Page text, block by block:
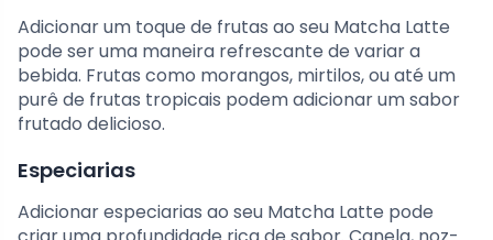
Adicionar um toque de frutas ao seu Matcha Latte
pode ser uma maneira refrescante de variar a
bebida. Frutas como morangos, mirtilos, ou até um
purê de frutas tropicais podem adicionar um sabor
frutado delicioso.
Especiarias
Adicionar especiarias ao seu Matcha Latte pode